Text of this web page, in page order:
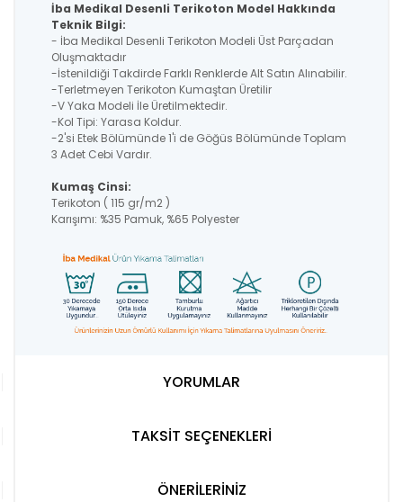
İba Medikal Desenli Terikoton Model Hakkında
Teknik Bilgi:
- İba Medikal Desenli Terikoton Modeli Üst Parçadan
Oluşmaktadır
-İstenildiği Takdirde Farklı Renklerde Alt Satın Alınabilir.
-Terletmeyen Terikoton Kumaştan Üretilir
-V Yaka Modeli İle Üretilmektedir.
-Kol Tipi: Yarasa Koldur.
-2'si Etek Bölümünde 1'i de Göğüs Bölümünde Toplam
3 Adet Cebi Vardır.
Kumaş Cinsi:
Terikoton ( 115 gr/m2 )
Karışımı: %35 Pamuk, %65 Polyester
YORUMLAR
TAKSİT SEÇENEKLERİ
ÖNERİLERİNİZ